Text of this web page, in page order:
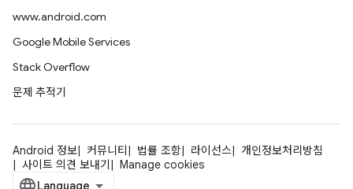
www.android.com
Google Mobile Services
Stack Overflow
문제 추적기
Android 정보 커뮤니티 법률 조항 라이선스
개인정보처리방침
사이트 의견 보내기
Manage cookies